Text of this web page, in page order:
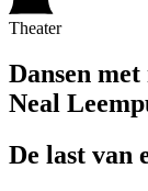
Theater
Dansen
Neal
De last van